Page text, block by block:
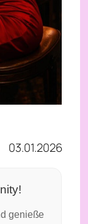
03.01.2026
genieße